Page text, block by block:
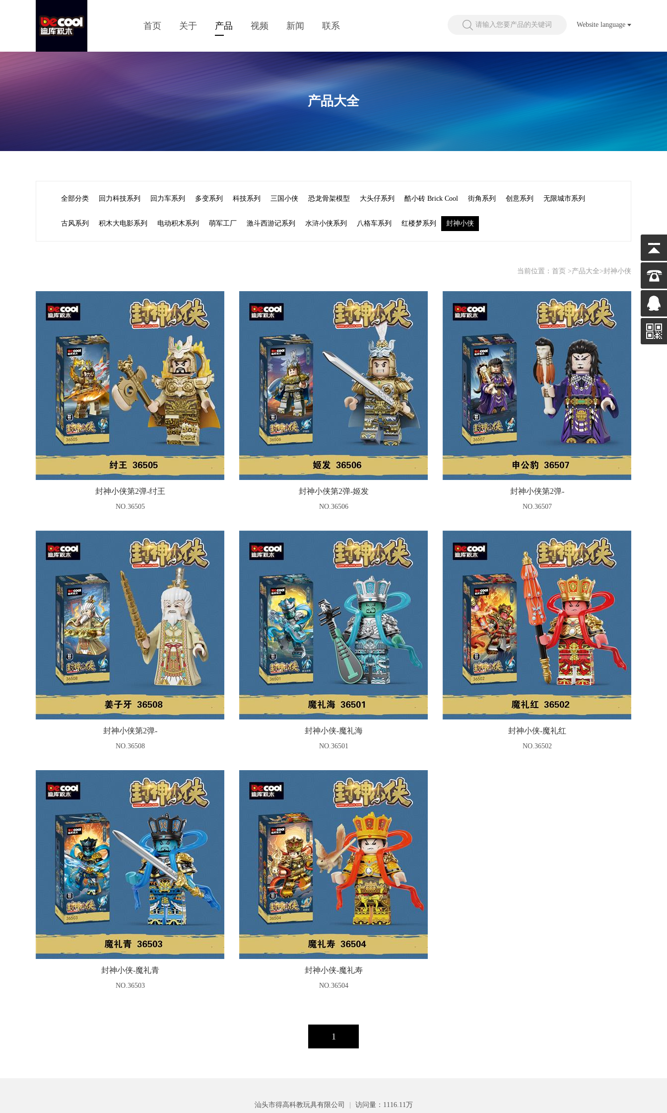
首页 关于 产品 视频 新闻 联系 请输入您要产品的关键词 Website language
产品大全
全部分类 回力科技系列 回力车系列 多变系列 科技系列 三国小侠 恐龙骨架模型 大头仔系列 酷小砖 Brick Cool 街角系列 创意系列 无限城市系列
古风系列 积木大电影系列 电动积木系列 萌军工厂 激斗西游记系列 水浒小侠系列 八格车系列 红楼梦系列 封神小侠
当前位置： 首页 >产品大全>封神小侠
封神小侠第2弹-纣王
NO.36505
封神小侠第2弹-姬发
NO.36506
封神小侠第2弹-
NO.36507
封神小侠第2弹-
NO.36508
封神小侠-魔礼海
NO.36501
封神小侠-魔礼红
NO.36502
封神小侠-魔礼青
NO.36503
封神小侠-魔礼寿
NO.36504
1
汕头市得高科教玩具有限公司 访问量：1116.11万